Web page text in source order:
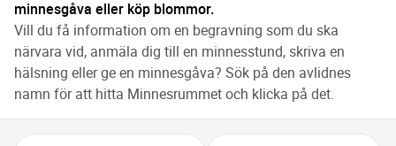
minnesgåva eller köp blommor.
Vill du få information om en begravning som du ska
närvara vid, anmäla dig till en minnesstund, skriva en
hälsning eller ge en minnesgåva? Sök på den avlidnes
namn för att hitta Minnesrummet och klicka på det.